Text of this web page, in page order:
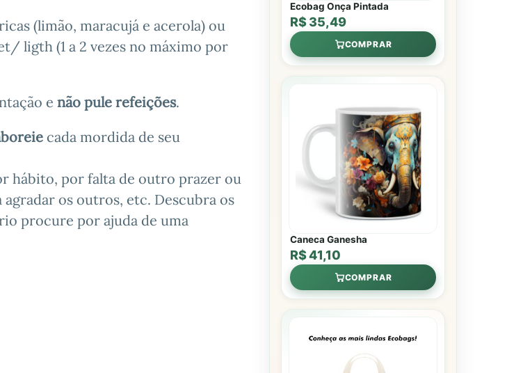
(limão, maracujá e acerola) ou
ligth (1 a 2 vezes no máximo por
e não pule refeições.
cada mordida de seu
hábito, por falta de outro prazer ou
agradar os outros, etc. Descubra os
procure por ajuda de uma
Ecobag Onça Pintada
R$ 35,49
COMPRAR
Caneca Ganesha
R$ 41,10
COMPRAR